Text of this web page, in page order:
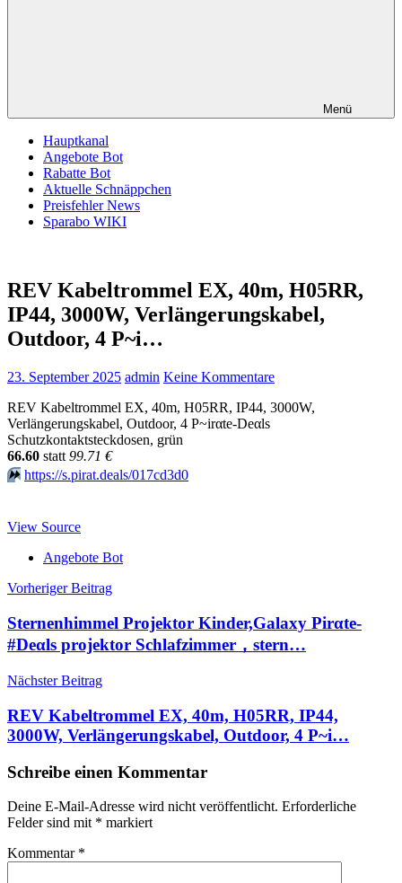
Menü
Hauptkanal
Angebote Bot
Rabatte Bot
Aktuelle Schnäppchen
Preisfehler News
Sparabo WIKI
REV Kabeltrommel EX, 40m, H05RR,
IP44, 3000W, Verlängerungskabel,
Outdoor, 4 P~i…
23. September 2025 admin Keine Kommentare
REV Kabeltrommel EX, 40m, H05RR, IP44, 3000W,
Verlängerungskabel, Outdoor, 4 P~irαtе-Dеαls
Schutzkontaktsteckdosen, grün
66.60 statt 99.71 €
⏩️ https://s.pirat.deals/017cd3d0
View Source
Angebote Bot
Beitragsnavigation
Vorheriger Beitrag
Sternenhimmel Projektor Kinder,Galaxy Pirαtе-
#Dеαls projektor Schlafzimmer，stern…
Nächster Beitrag
REV Kabeltrommel EX, 40m, H05RR, IP44,
3000W, Verlängerungskabel, Outdoor, 4 P~i…
Schreibe einen Kommentar
Deine E-Mail-Adresse wird nicht veröffentlicht. Erforderliche
Felder sind mit * markiert
Kommentar *